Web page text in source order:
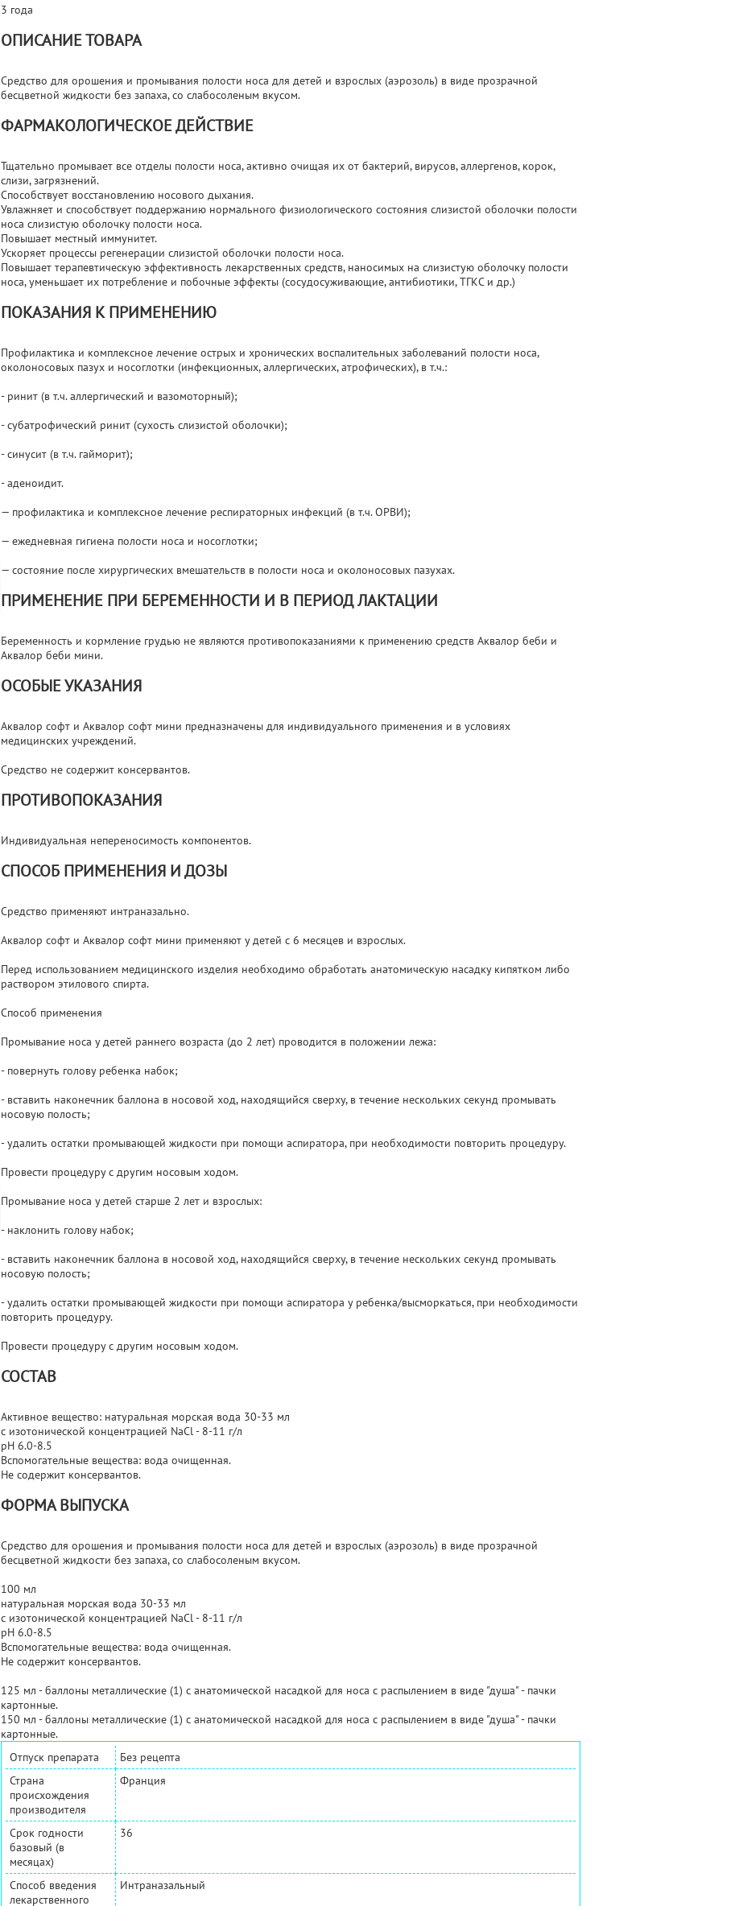
3 года
ОПИСАНИЕ ТОВАРА
Cредство для орошения и промывания полости носа для детей и взрослых (аэрозоль) в виде прозрачной
бесцветной жидкости без запаха, со слабосоленым вкусом.
ФАРМАКОЛОГИЧЕСКОЕ ДЕЙСТВИЕ
Тщательно промывает все отделы полости носа, активно очищая их от бактерий, вирусов, аллергенов, корок,
слизи, загрязнений.
Способствует восстановлению носового дыхания.
Увлажняет и способствует поддержанию нормального физиологического состояния слизистой оболочки полости
носа слизистую оболочку полости носа.
Повышает местный иммунитет.
Ускоряет процессы регенерации слизистой оболочки полости носа.
Повышает терапевтическую эффективность лекарственных средств, наносимых на слизистую оболочку полости
носа, уменьшает их потребление и побочные эффекты (сосудосуживающие, антибиотики, ТГКС и др.)
ПОКАЗАНИЯ К ПРИМЕНЕНИЮ
Профилактика и комплексное лечение острых и хронических воспалительных заболеваний полости носа,
околоносовых пазух и носоглотки (инфекционных, аллергических, атрофических), в т.ч.:
- ринит (в т.ч. аллергический и вазомоторный);
- субатрофический ринит (сухость слизистой оболочки);
- синусит (в т.ч. гайморит);
- аденоидит.
— профилактика и комплексное лечение респираторных инфекций (в т.ч. ОРВИ);
— ежедневная гигиена полости носа и носоглотки;
— состояние после хирургических вмешательств в полости носа и околоносовых пазухах.
ПРИМЕНЕНИЕ ПРИ БЕРЕМЕННОСТИ И В ПЕРИОД ЛАКТАЦИИ
Беременность и кормление грудью не являются противопоказаниями к применению средств Аквалор беби и
Аквалор беби мини.
ОСОБЫЕ УКАЗАНИЯ
Аквалор софт и Аквалор софт мини предназначены для индивидуального применения и в условиях
медицинских учреждений.
Средство не содержит консервантов.
ПРОТИВОПОКАЗАНИЯ
Индивидуальная непереносимость компонентов.
СПОСОБ ПРИМЕНЕНИЯ И ДОЗЫ
Средство применяют интраназально.
Аквалор софт и Аквалор софт мини применяют у детей с 6 месяцев и взрослых.
Перед использованием медицинского изделия необходимо обработать анатомическую насадку кипятком либо
раствором этилового спирта.
Способ применения
Промывание носа у детей раннего возраста (до 2 лет) проводится в положении лежа:
- повернуть голову ребенка набок;
- вставить наконечник баллона в носовой ход, находящийся сверху, в течение нескольких секунд промывать
носовую полость;
- удалить остатки промывающей жидкости при помощи аспиратора, при необходимости повторить процедуру.
Провести процедуру с другим носовым ходом.
Промывание носа у детей старше 2 лет и взрослых:
- наклонить голову набок;
- вставить наконечник баллона в носовой ход, находящийся сверху, в течение нескольких секунд промывать
носовую полость;
- удалить остатки промывающей жидкости при помощи аспиратора у ребенка/высморкаться, при необходимости
повторить процедуру.
Провести процедуру с другим носовым ходом.
СОСТАВ
Активное вещество: натуральная морская вода 30-33 мл
с изотонической концентрацией NaCl - 8-11 г/л
pH 6.0-8.5
Вспомогательные вещества: вода очищенная.
Не содержит консервантов.
ФОРМА ВЫПУСКА
Cредство для орошения и промывания полости носа для детей и взрослых (аэрозоль) в виде прозрачной
бесцветной жидкости без запаха, со слабосоленым вкусом.
100 мл
натуральная морская вода 30-33 мл
с изотонической концентрацией NaCl - 8-11 г/л
pH 6.0-8.5
Вспомогательные вещества: вода очищенная.
Не содержит консервантов.
125 мл - баллоны металлические (1) с анатомической насадкой для носа с распылением в виде "душа" - пачки
картонные.
150 мл - баллоны металлические (1) с анатомической насадкой для носа с распылением в виде "душа" - пачки
картонные.
Отпуск препарата
Без рецепта
Страна
происхождения
производителя
Франция
Срок годности
базовый (в
месяцах)
36
Способ введения
лекарственного
Интраназальный